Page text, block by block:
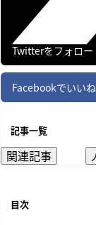
Twitterをフォロー
Facebookでいいね
記事一覧
関連記事
目次